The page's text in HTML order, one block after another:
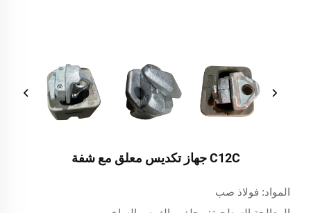
C12C جهاز تكديس معلق مع شفة
المواد: فولاذ صب